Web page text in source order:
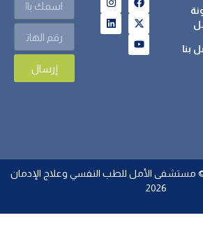
بنا
إرسال
الأمل للطب النفسي وعلاج الإدمان
2026